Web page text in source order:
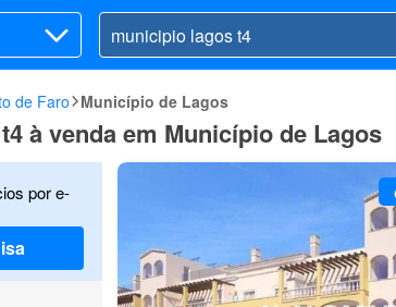
de Faro Município de Lagos
à venda em Município de Lagos
por e-